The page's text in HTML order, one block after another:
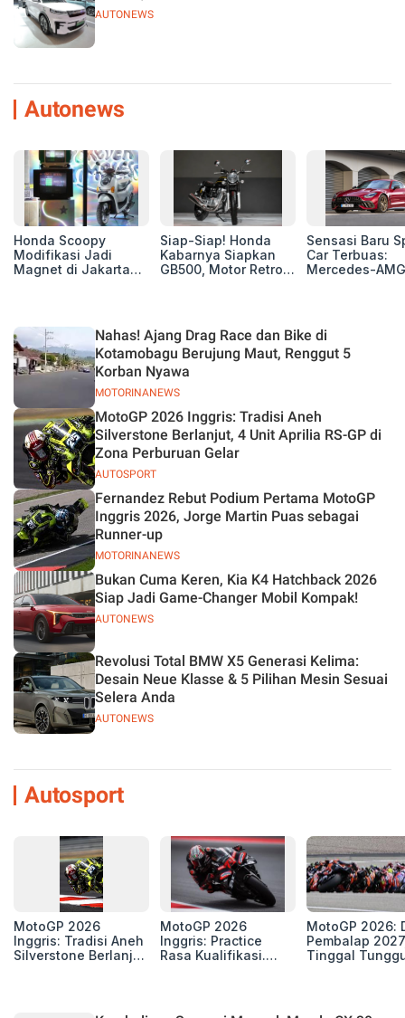
AUTONEWS
Autonews
Honda Scoopy
Modifikasi Jadi
Magnet di Jakarta
Siap-Siap! Honda
Kabarnya Siapkan
GB500, Motor Retro
Sensasi Baru
Car Terbuas:
Mercedes-
MOTORINANEWS
Nahas! Ajang Drag Race dan Bike di
Kotamobagu Berujung Maut, Renggut 5
Korban Nyawa
AUTOSPORT
MotoGP 2026 Inggris: Tradisi Aneh
Silverstone Berlanjut, 4 Unit Aprilia RS-GP di
Zona Perburuan Gelar
MOTORINANEWS
Fernandez Rebut Podium Pertama MotoGP
Inggris 2026, Jorge Martin Puas sebagai
Runner-up
AUTONEWS
Bukan Cuma Keren, Kia K4 Hatchback 2026
Siap Jadi Game-Changer Mobil Kompak!
AUTONEWS
Revolusi Total BMW X5 Generasi Kelima:
Desain Neue Klasse & 5 Pilihan Mesin Sesuai
Selera Anda
Autosport
MotoGP 2026
Inggris: Tradisi Aneh
Silverstone Berlanjut,
MotoGP 2026
Inggris: Practice
Rasa Kualifikasi.
Silverstone!
MotoGP 2026:
Pembalap
Tinggal